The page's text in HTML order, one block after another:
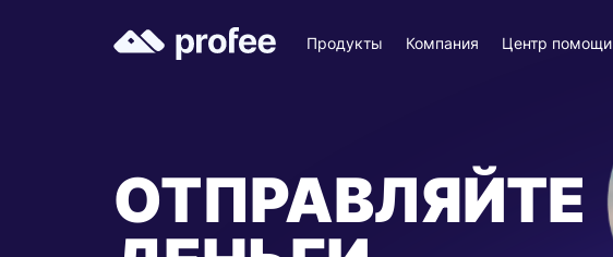
Продукты Компания Центр помощи
ОТПРАВЛЯЙТЕ